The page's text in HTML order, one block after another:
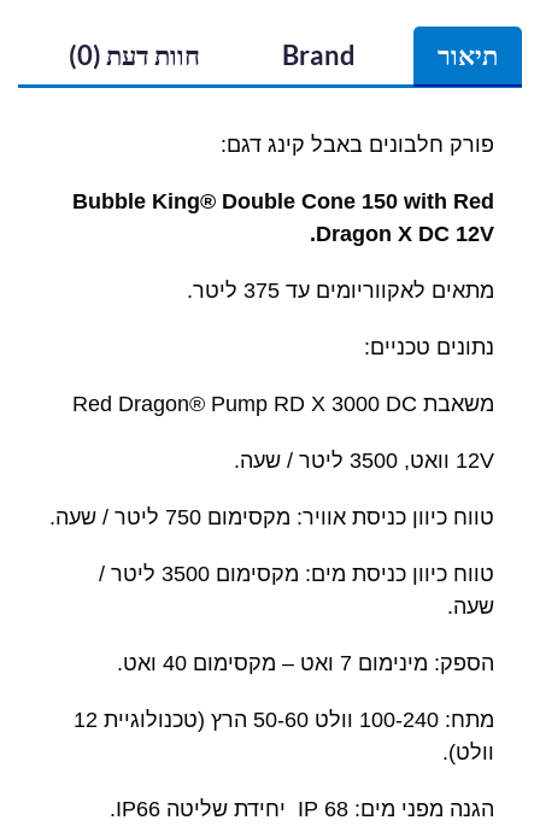
תיאור Brand חוות דעת (0)
פורק חלבונים באבל קינג דגם:
Bubble King® Double Cone 150 with Red
Dragon X DC 12V.
מתאים לאקווריומים עד 375 ליטר.
נתונים טכניים:
משאבת Red Dragon® Pump RD X 3000 DC
12V וואט, 3500 ליטר / שעה.
טווח כיוון כניסת אוויר: מקסימום 750 ליטר / שעה.
טווח כיוון כניסת מים: מקסימום 3500 ליטר /
שעה.
הספק: מינימום 7 ואט – מקסימום 40 ואט.
מתח: 100-240 וולט 50-60 הרץ (טכנולוגיית 12
וולט).
הגנה מפני מים: IP 68 יחידת שליטה IP66.